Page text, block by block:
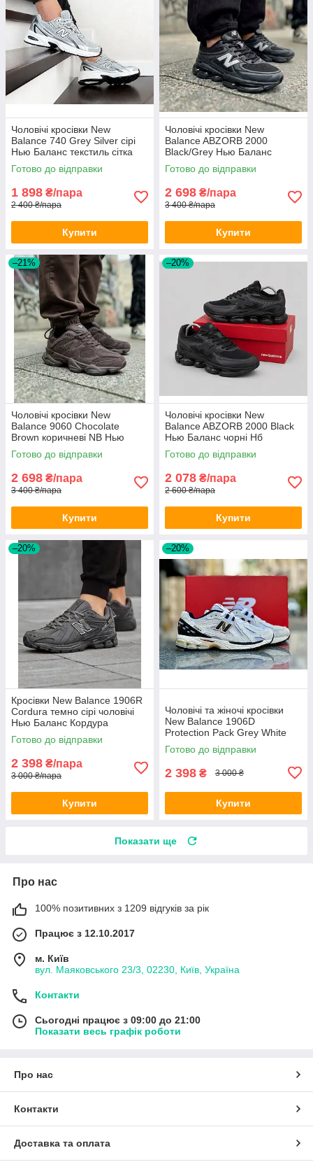
Чоловічі кросівки New
Balance 740 Grey Silver сірі
Нью Баланс текстиль сітка
дихаючі весна літо для
хлопців
Готово до відправки
1 898 ₴/пара
2 400 ₴/пара
Купити
Чоловічі кросівки New
Balance ABZORB 2000
Black/Grey Нью Баланс
чорно-сірі Нб 2000 весна літо
Готово до відправки
2 698 ₴/пара
3 400 ₴/пара
Купити
–21%
Чоловічі кросівки New
Balance 9060 Chocolate
Brown коричневі NB Нью
Баланс НБ замшеві
Готово до відправки
2 698 ₴/пара
3 400 ₴/пара
Купити
–20%
Чоловічі кросівки New
Balance ABZORB 2000 Black
Нью Баланс чорні Нб
текстиль демісезон
Готово до відправки
2 078 ₴/пара
2 600 ₴/пара
Купити
–20%
Кросівки New Balance 1906R
Cordura темно сірі чоловічі
Нью Баланс Кордура
водостійкі
Готово до відправки
2 398 ₴/пара
3 000 ₴/пара
Купити
–20%
Чоловічі та жіночі кросівки
New Balance 1906D
Protection Pack Grey White
взуття Нью Баланс сірі замш
текстиль весна осінь
Готово до відправки
2 398 ₴ 3 000 ₴
Купити
Показати ще
Про нас
100% позитивних з 1209 відгуків за рік
Працює з 12.10.2017
м. Київ
вул. Маяковського 23/3, 02230, Київ, Україна
Контакти
Сьогодні працює з 09:00 до 21:00
Показати весь графік роботи
Про нас
Контакти
Доставка та оплата